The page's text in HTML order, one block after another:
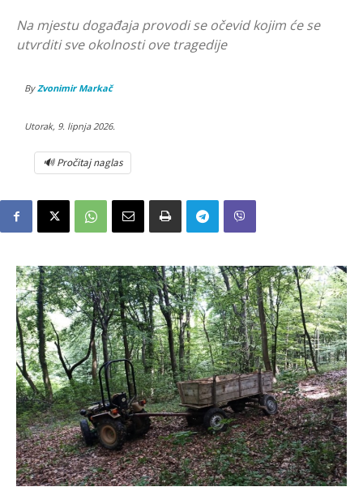
Na mjestu događaja provodi se očevid kojim će se
utvrditi sve okolnosti ove tragedije
By Zvonimir Markač
Utorak, 9. lipnja 2026.
🔊 Pročitaj naglas